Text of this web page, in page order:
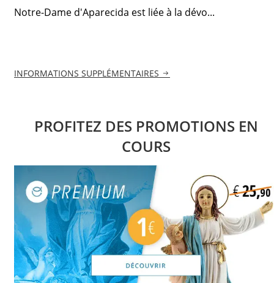
Notre-Dame d'Aparecida est liée à la dévo...
INFORMATIONS SUPPLÉMENTAIRES
PROFITEZ DES PROMOTIONS EN
COURS